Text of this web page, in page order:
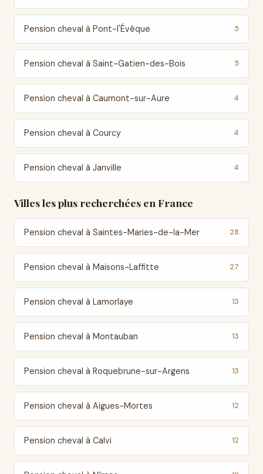
Pension cheval à Pont-l'Évêque 5
Pension cheval à Saint-Gatien-des-Bois 5
Pension cheval à Caumont-sur-Aure 4
Pension cheval à Courcy 4
Pension cheval à Janville 4
Villes les plus recherchées en France
Pension cheval à Saintes-Maries-de-la-Mer 28
Pension cheval à Maisons-Laffitte 27
Pension cheval à Lamorlaye 13
Pension cheval à Montauban 13
Pension cheval à Roquebrune-sur-Argens 13
Pension cheval à Aigues-Mortes 12
Pension cheval à Calvi 12